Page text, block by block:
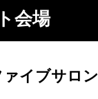
会場
イブサロン